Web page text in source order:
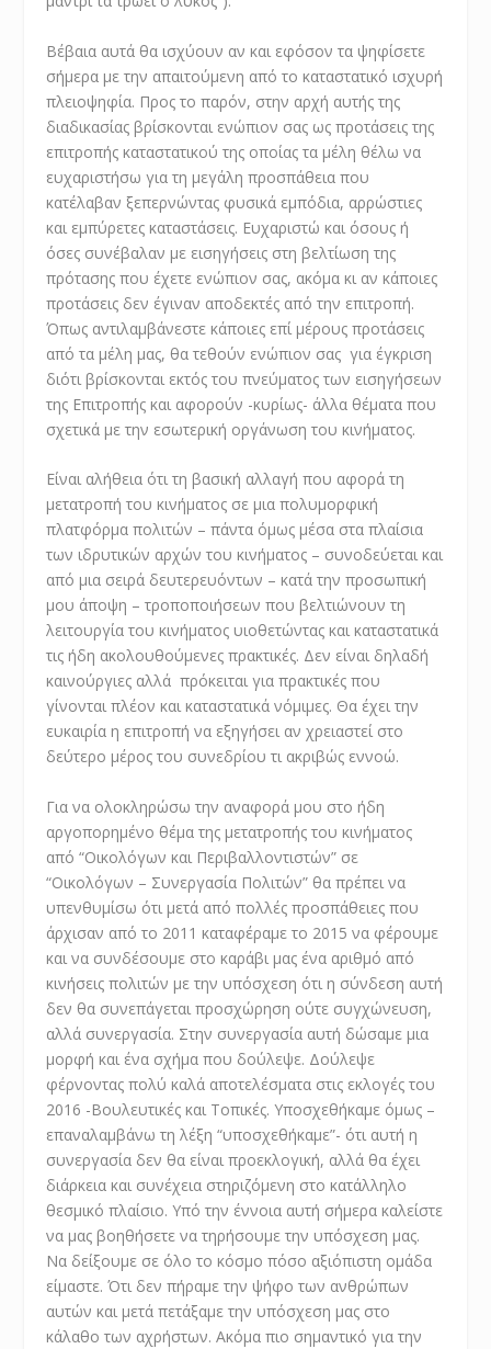
Βέβαια αυτά θα ισχύουν αν και εφόσον τα ψηφίσετε
σήμερα με την απαιτούμενη από το καταστατικό ισχυρή
πλειοψηφία. Προς το παρόν, στην αρχή αυτής της
διαδικασίας βρίσκονται ενώπιον σας ως προτάσεις της
επιτροπής καταστατικού της οποίας τα μέλη θέλω να
ευχαριστήσω για τη μεγάλη προσπάθεια που
κατέλαβαν ξεπερνώντας φυσικά εμπόδια, αρρώστιες
και εμπύρετες καταστάσεις. Ευχαριστώ και όσους ή
όσες συνέβαλαν με εισηγήσεις στη βελτίωση της
πρότασης που έχετε ενώπιον σας, ακόμα κι αν κάποιες
προτάσεις δεν έγιναν αποδεκτές από την επιτροπή.
Όπως αντιλαμβάνεστε κάποιες επί μέρους προτάσεις
από τα μέλη μας, θα τεθούν ενώπιον σας για έγκριση
διότι βρίσκονται εκτός του πνεύματος των εισηγήσεων
της Επιτροπής και αφορούν -κυρίως- άλλα θέματα που
σχετικά με την εσωτερική οργάνωση του κινήματος.
Είναι αλήθεια ότι τη βασική αλλαγή που αφορά τη
μετατροπή του κινήματος σε μια πολυμορφική
πλατφόρμα πολιτών – πάντα όμως μέσα στα πλαίσια
των ιδρυτικών αρχών του κινήματος – συνοδεύεται και
από μια σειρά δευτερευόντων – κατά την προσωπική
μου άποψη – τροποποιήσεων που βελτιώνουν τη
λειτουργία του κινήματος υιοθετώντας και καταστατικά
τις ήδη ακολουθούμενες πρακτικές. Δεν είναι δηλαδή
καινούργιες αλλά πρόκειται για πρακτικές που
γίνονται πλέον και καταστατικά νόμιμες. Θα έχει την
ευκαιρία η επιτροπή να εξηγήσει αν χρειαστεί στο
δεύτερο μέρος του συνεδρίου τι ακριβώς εννοώ.
Για να ολοκληρώσω την αναφορά μου στο ήδη
αργοπορημένο θέμα της μετατροπής του κινήματος
από “Οικολόγων και Περιβαλλοντιστών” σε
“Οικολόγων – Συνεργασία Πολιτών” θα πρέπει να
υπενθυμίσω ότι μετά από πολλές προσπάθειες που
άρχισαν από το 2011 καταφέραμε το 2015 να φέρουμε
και να συνδέσουμε στο καράβι μας ένα αριθμό από
κινήσεις πολιτών με την υπόσχεση ότι η σύνδεση αυτή
δεν θα συνεπάγεται προσχώρηση ούτε συγχώνευση,
αλλά συνεργασία. Στην συνεργασία αυτή δώσαμε μια
μορφή και ένα σχήμα που δούλεψε. Δούλεψε
φέρνοντας πολύ καλά αποτελέσματα στις εκλογές του
2016 -Βουλευτικές και Τοπικές. Υποσχεθήκαμε όμως –
επαναλαμβάνω τη λέξη “υποσχεθήκαμε”- ότι αυτή η
συνεργασία δεν θα είναι προεκλογική, αλλά θα έχει
διάρκεια και συνέχεια στηριζόμενη στο κατάλληλο
θεσμικό πλαίσιο. Υπό την έννοια αυτή σήμερα καλείστε
να μας βοηθήσετε να τηρήσουμε την υπόσχεση μας.
Να δείξουμε σε όλο το κόσμο πόσο αξιόπιστη ομάδα
είμαστε. Ότι δεν πήραμε την ψήφο των ανθρώπων
αυτών και μετά πετάξαμε την υπόσχεση μας στο
κάλαθο των αχρήστων. Ακόμα πιο σημαντικό για την